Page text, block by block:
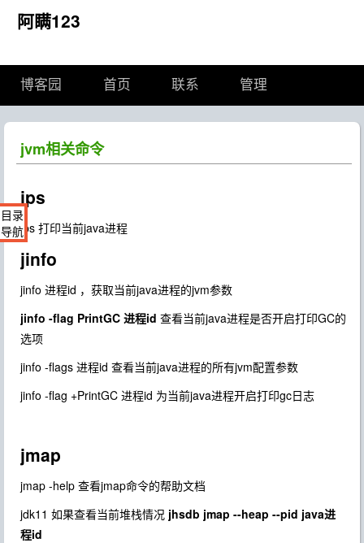
阿瞒123
博客园 首页 联系 管理
jvm相关命令
jps
jps 打印当前java进程
jinfo
jinfo 进程id ，获取当前java进程的jvm参数
jinfo -flag PrintGC 进程id 查看当前java进程是否开启打印GC的
选项
jinfo -flags 进程id 查看当前java进程的所有jvm配置参数
jinfo -flag +PrintGC 进程id 为当前java进程开启打印gc日志
jmap
jmap -help 查看jmap命令的帮助文档
jdk11 如果查看当前堆栈情况 jhsdb jmap --heap --pid java进
程id
目录
导航